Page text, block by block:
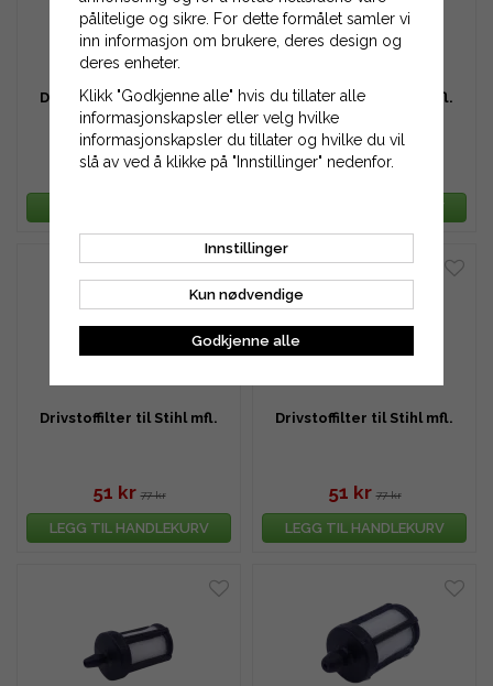
Drivstoffilter til Stihl mfl.
77 kr
Drivstoffilter til Stihl mfl.
51 kr
LEGG TIL HANDLEKURV
Drivstoffilter til Stihl mfl.
51 kr 77 kr
LEGG TIL HANDLEKURV
Drivstoffilter til Stihl mfl.
51 kr 77 kr
LEGG TIL HANDLEKURV
pålitelige og sikre. For dette formålet samler vi
inn informasjon om brukere, deres design og
deres enheter.
Klikk "Godkjenne alle" hvis du tillater alle
informasjonskapsler eller velg hvilke
informasjonskapsler du tillater og hvilke du vil
slå av ved å klikke på "Innstillinger" nedenfor.
Innstillinger
Kun nødvendige
Godkjenne alle